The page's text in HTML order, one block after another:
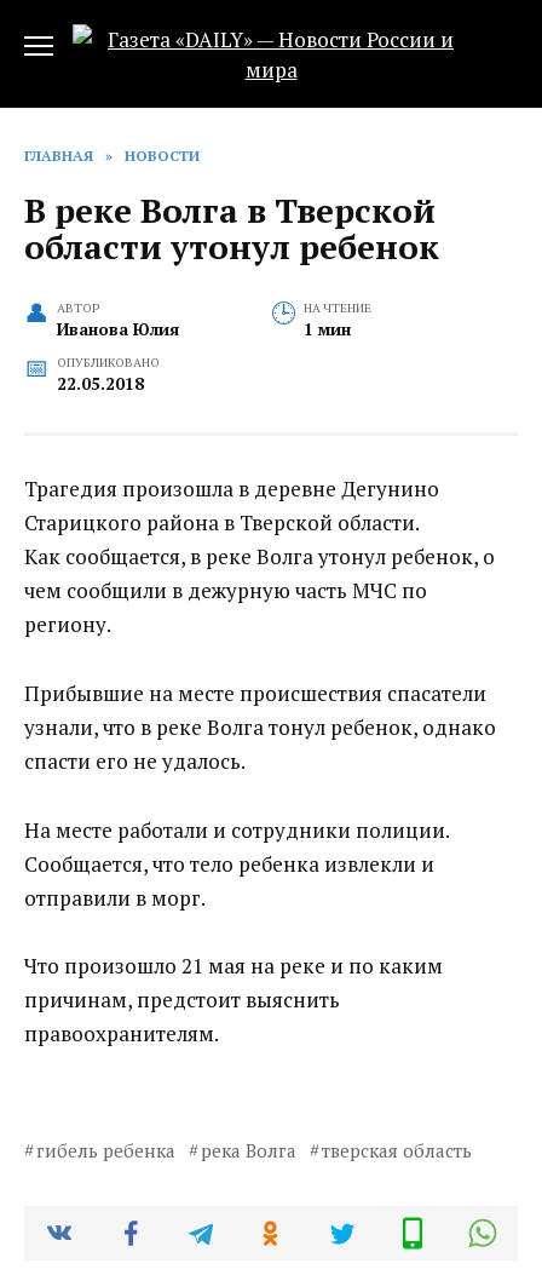
ГЛАВНАЯ » НОВОСТИ
В реке Волга в Тверской
области утонул ребенок
АВТОР
Иванова Юлия
НА ЧТЕНИЕ
1 мин
ОПУБЛИКОВАНО
22.05.2018
Трагедия произошла в деревне Дегунино
Старицкого района в Тверской области.
Как сообщается, в реке Волга утонул ребенок, о
чем сообщили в дежурную часть МЧС по
региону.
Прибывшие на месте происшествия спасатели
узнали, что в реке Волга тонул ребенок, однако
спасти его не удалось.
На месте работали и сотрудники полиции.
Сообщается, что тело ребенка извлекли и
отправили в морг.
Что произошло 21 мая на реке и по каким
причинам, предстоит выяснить
правоохранителям.
гибель ребенка река Волга тверская область